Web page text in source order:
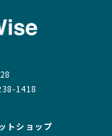
1418
トショップ